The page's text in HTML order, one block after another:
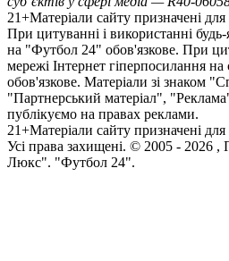
21+Матеріали сайту призначені
При цитуванні і використанні
на "Футбол 24" обов'язкове. При
мережі Інтернет гіперпосилання на
обов'язкове. Матеріали зі знаком
"Партнерський матеріал",
публікуємо на правах реклами.
21+Матеріали сайту призначені
Усi права захищенi. © 2005 - 2026 ,
Люкс". "Футбол 24".